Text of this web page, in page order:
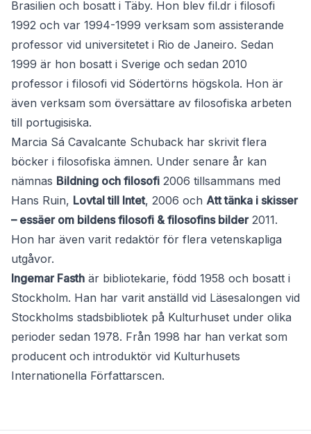
Brasilien och bosatt i Täby. Hon blev fil.dr i filosofi
1992 och var 1994-1999 verksam som assisterande
professor vid universitetet i Rio de Janeiro. Sedan
1999 är hon bosatt i Sverige och sedan 2010
professor i filosofi vid Södertörns högskola. Hon är
även verksam som översättare av filosofiska arbeten
till portugisiska.
Marcia Sá Cavalcante Schuback har skrivit flera
böcker i filosofiska ämnen. Under senare år kan
nämnas Bildning och filosofi 2006 tillsammans med
Hans Ruin, Lovtal till Intet, 2006 och Att tänka i skisser
– essäer om bildens filosofi & filosofins bilder2011.
Hon har även varit redaktör för flera vetenskapliga
utgåvor.
Ingemar Fasth är bibliotekarie, född 1958 och bosatt i
Stockholm. Han har varit anställd vid Läsesalongen vid
Stockholms stadsbibliotek på Kulturhuset under olika
perioder sedan 1978. Från 1998 har han verkat som
producent och introduktör vid Kulturhusets
Internationella Författarscen.